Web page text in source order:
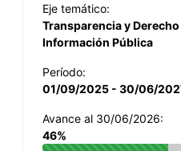
Eje temático:
Transparencia y
Información Pública
Período:
01/09/2025 - 30/06/
Avance al 30/06/2026:
46%